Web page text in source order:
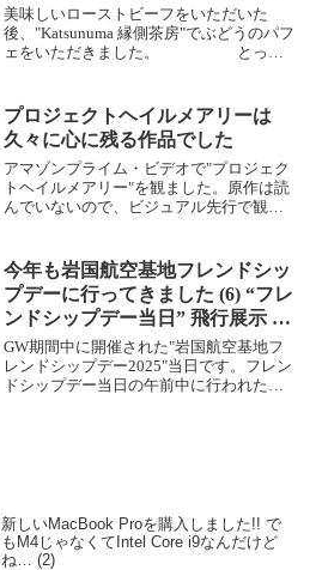
美味しいローストビーフをいただいた
後、"Katsunuma 縁側茶房"でぶどうのパフ
ェをいただきました。 とって
に、"Nelk"に寄って、こちらのとっても
美味しいパウン...
プロジェクトヘイルメアリーは
久々に心に残る作品でした
アマゾンプライム・ビデオで"プロジェク
トヘイルメアリー"を観ました。原作は読
んでいないので、ビジュアル先行で観た
読んでもらった方がよほどためになると
思いますので、このT...
今年も岩国航空基地フレンドシッ
プデーに行ってきました (6) “フレ
ンドシップデー当日” 飛行展示 午
前
GW期間中に開催された"岩国航空基地フ
レンドシップデー2025"当日です。フレン
ドシップデー当日の午前中に行われた飛
新しいMacBook Proを購入しました!! で
もM4じゃなくてIntel Core i9なんだけど
ね… (2)